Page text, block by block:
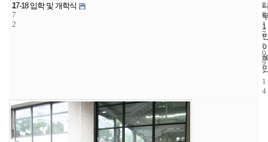
2
7
2
17-18 입학 및 개학식
1
3
5
2
0
1
7
-
0
9
-
1
4